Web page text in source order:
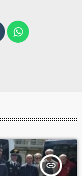
insert_link